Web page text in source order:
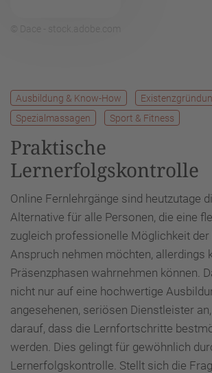
Ausbildung & Know-How
Spezialmassagen
Sport & Fitness
Praktische
Lernerfolgskontrolle
Online Fernlehrgänge sind heutzutage
Alternative für alle Personen, die eine
zugleich professionelle Möglichkeit der
Anspruch nehmen möchten, allerdings
Präsenzphasen wahrnehmen können.
nicht nur auf eine hochwertige
angesehenen, seriösen Dienstleister
darauf, dass die Lernfortschritte
werden. Dies gelingt für gewöhnlich
Lernerfolgskontrolle. Stellt sich die